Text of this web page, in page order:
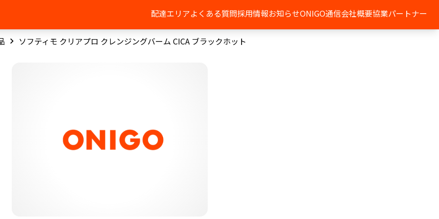
配達エリアよくある質問採用情報お知らせONIGO通信会社概要協業パートナー
ソフティモ クリアプロ クレンジングバーム CICA ブラックホット